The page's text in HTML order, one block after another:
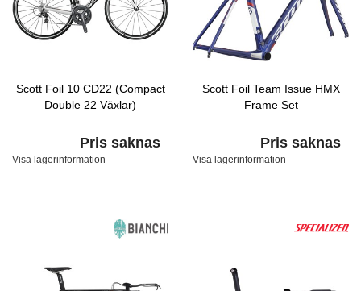
Scott Foil 10 CD22 (Compact
Double 22 Växlar)
Pris saknas
Visa lagerinformation
Scott Foil Team Issue HMX
Frame Set
Pris saknas
Visa lagerinformation